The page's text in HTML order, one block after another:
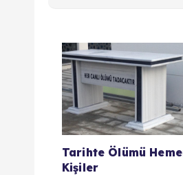
Y
a
zTarihte Ölümü
Kişiler